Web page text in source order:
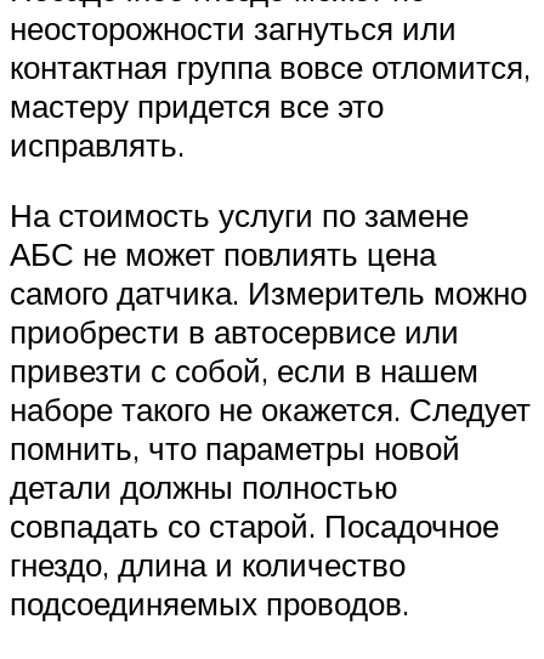
неосторожности загнуться или
контактная группа вовсе отломится,
мастеру придется все это
исправлять.
На стоимость услуги по замене
АБС не может повлиять цена
самого датчика. Измеритель можно
приобрести в автосервисе или
привезти с собой, если в нашем
наборе такого не окажется. Следует
помнить, что параметры новой
детали должны полностью
совпадать со старой. Посадочное
гнездо, длина и количество
подсоединяемых проводов.